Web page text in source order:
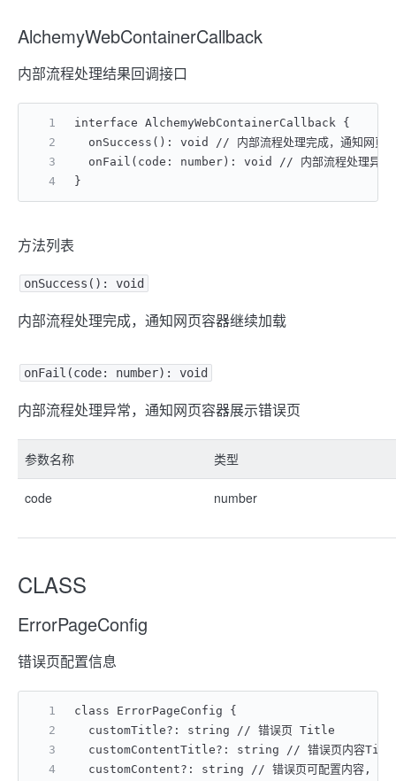
AlchemyWebContainerCallback
内部流程处理结果回调接口
interface AlchemyWebContainerCallback {
onSuccess(): void // 内部流程处理完成，通知网页
onFail(code: number): void // 内部流程处理异常
}
方法列表
onSuccess(): void
内部流程处理完成，通知网页容器继续加载
onFail(code: number): void
内部流程处理异常，通知网页容器展示错误页
参数名称 类型
code number
CLASS
ErrorPageConfig
错误页配置信息
class ErrorPageConfig {
  customTitle?: string // 错误页 Title
customContentTitle?: string // 错误页内容
customContent?: string // 错误页可配置内容, 换